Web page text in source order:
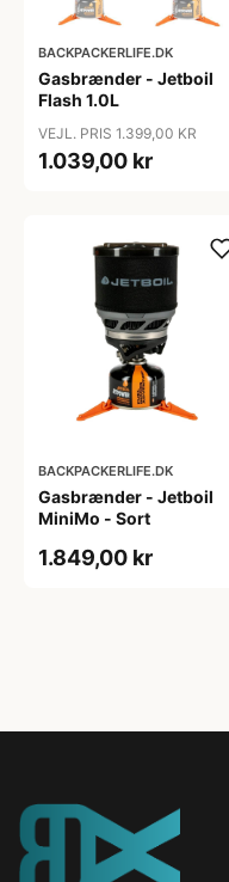
BACKPACKERLIFE.DK
Gasbrænder - Jetboil
Flash 1.0L
VEJL. PRIS 1.399,00 KR
1.039,00 kr
BACKPACKERLIFE.DK
Gasbrænder - Jetboil
MiniMo - Sort
1.849,00 kr